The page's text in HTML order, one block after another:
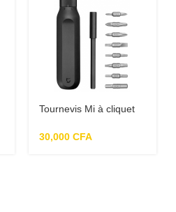
Tournevis Mi à cliquet
30,000 CFA